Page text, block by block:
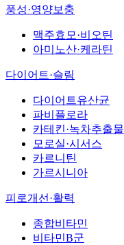
풍성·영양보충
맥주효모·비오틴
아미노산·케라틴
다이어트·슬림
다이어트유산균
파비플로라
카테킨·녹차추출물
모로실·시서스
카르니틴
가르시니아
피로개선·활력
종합비타민
비타민B군